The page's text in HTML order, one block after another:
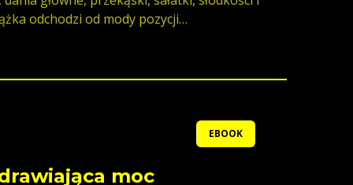
odchodzi od mody pozycji
receptury, do książek, które
wyjścia dla tego projektu stał się blog
był moim całym kulinarnym światem. Bo
tylko dobry przepis. W tej książce
EBOOK
moc